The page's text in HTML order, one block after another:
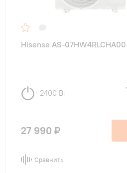
Hisense AS-
2400 Вт
27 990 ₽
Сравнить